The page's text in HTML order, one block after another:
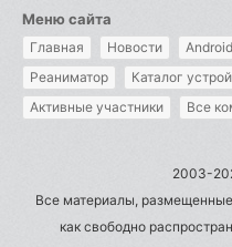
Меню сайта
Главная Новости Android
Реаниматор
Каталог
Активные участники
Все
2003-
Все материалы,
как свободно